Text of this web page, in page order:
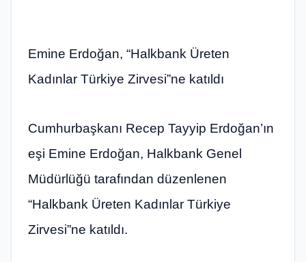
Emine Erdoğan, “Halkbank Üreten
Kadınlar Türkiye Zirvesi”ne katıldı
Cumhurbaşkanı Recep Tayyip Erdoğan’ın
eşi Emine Erdoğan, Halkbank Genel
Müdürlüğü tarafından düzenlenen
“Halkbank Üreten Kadınlar Türkiye
Zirvesi”ne katıldı.